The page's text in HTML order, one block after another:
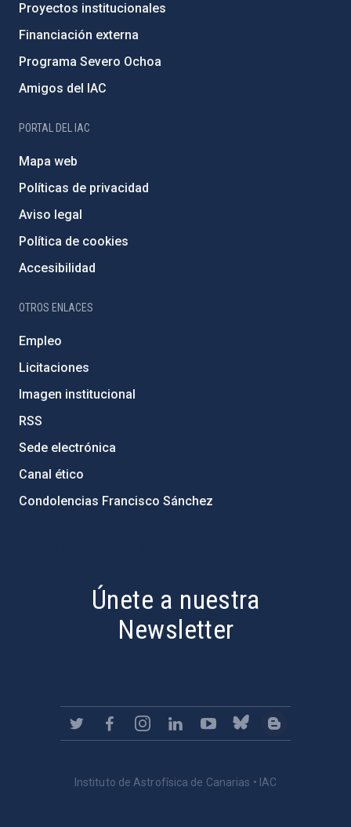
Proyectos institucionales
Financiación externa
Programa Severo Ochoa
Amigos del IAC
PORTAL DEL IAC
Mapa web
Políticas de privacidad
Aviso legal
Política de cookies
Accesibilidad
OTROS ENLACES
Empleo
Licitaciones
Imagen institucional
RSS
Sede electrónica
Canal ético
Condolencias Francisco Sánchez
Únete a nuestra
Newsletter
Instituto de Astrofísica de Canarias • IAC